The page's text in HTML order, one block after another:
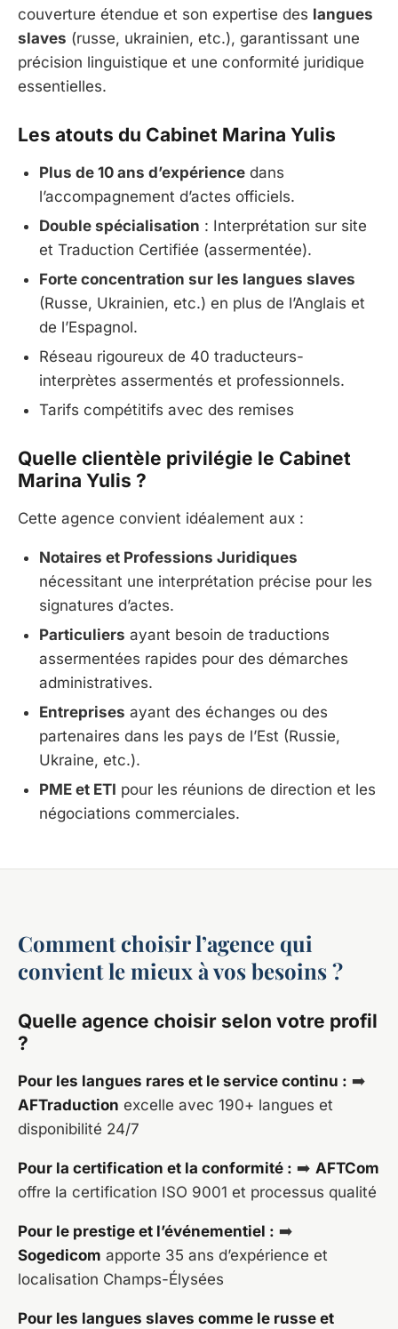
couverture étendue et son expertise des langues
slaves (russe, ukrainien, etc.), garantissant une
précision linguistique et une conformité juridique
essentielles.
Les atouts du Cabinet Marina Yulis
Plus de 10 ans d’expérience dans
l’accompagnement d’actes officiels.
Double spécialisation : Interprétation sur site
et Traduction Certifiée (assermentée).
Forte concentration sur les langues slaves
(Russe, Ukrainien, etc.) en plus de l’Anglais et
de l’Espagnol.
Réseau rigoureux de 40 traducteurs-
interprètes assermentés et professionnels.
Tarifs compétitifs avec des remises
Quelle clientèle privilégie le Cabinet
Marina Yulis ?
Cette agence convient idéalement aux :
Notaires et Professions Juridiques
nécessitant une interprétation précise pour les
signatures d’actes.
Particuliers ayant besoin de traductions
assermentées rapides pour des démarches
administratives.
Entreprises ayant des échanges ou des
partenaires dans les pays de l’Est (Russie,
Ukraine, etc.).
PME et ETI pour les réunions de direction et les
négociations commerciales.
Comment choisir l’agence qui
convient le mieux à vos besoins ?
Quelle agence choisir selon votre profil
?
Pour les langues rares et le service continu : ➡️
AFTraduction excelle avec 190+ langues et
disponibilité 24/7
Pour la certification et la conformité : ➡️ AFTCom
offre la certification ISO 9001 et processus qualité
Pour le prestige et l’événementiel : ➡️
Sogedicom apporte 35 ans d’expérience et
localisation Champs-Élysées
Pour les langues slaves comme le russe et